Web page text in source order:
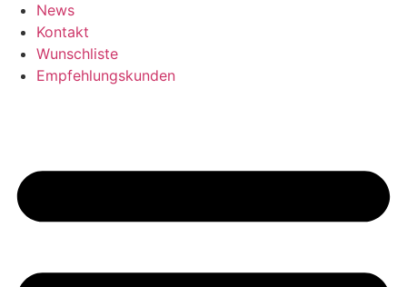
News
Kontakt
Wunschliste
Empfehlungskunden